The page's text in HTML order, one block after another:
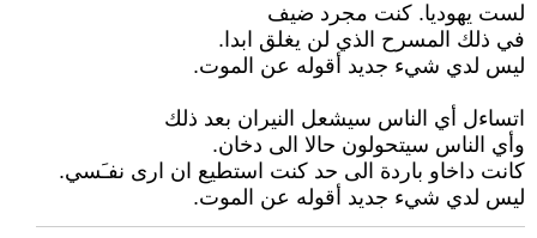
لست يهوديا. كنت مجرد ضيف
في ذلك المسرح الذي لن يغلق ابدا.
ليس لدي شيء جديد أقوله عن الموت.
اتساءل أي الناس سيشعل النيران بعد ذلك
وأي الناس سيتحولون حالا الى دخان.
كانت داخاو باردة الى حد كنت استطيع ان ارى نفـَسي.
ليس لدي شيء جديد أقوله عن الموت.